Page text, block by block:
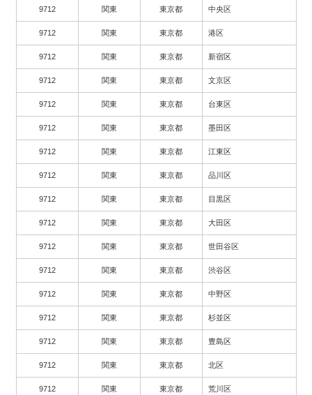
9712 関東 東京都 中央区
9712 関東 東京都 港区
9712 関東 東京都 新宿区
9712 関東 東京都 文京区
9712 関東 東京都 台東区
9712 関東 東京都 墨田区
9712 関東 東京都 江東区
9712 関東 東京都 品川区
9712 関東 東京都 目黒区
9712 関東 東京都 大田区
9712 関東 東京都 世田谷区
9712 関東 東京都 渋谷区
9712 関東 東京都 中野区
9712 関東 東京都 杉並区
9712 関東 東京都 豊島区
9712 関東 東京都 北区
9712 関東 東京都 荒川区